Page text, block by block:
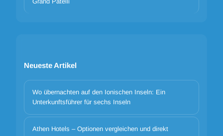
Neueste Artikel
Wo übernachten auf den Ionischen Inseln: Ein
Unterkunftsführer für sechs Inseln
Athen Hotels – Optionen vergleichen und direkt
Cookie-Banner-Titel